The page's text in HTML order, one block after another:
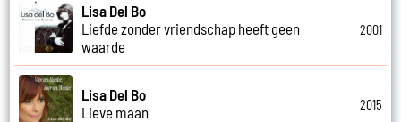
Lisa Del Bo
Liefde zonder vriendschap heeft geen
waarde
2001
Lisa Del Bo
Lieve maan
2015